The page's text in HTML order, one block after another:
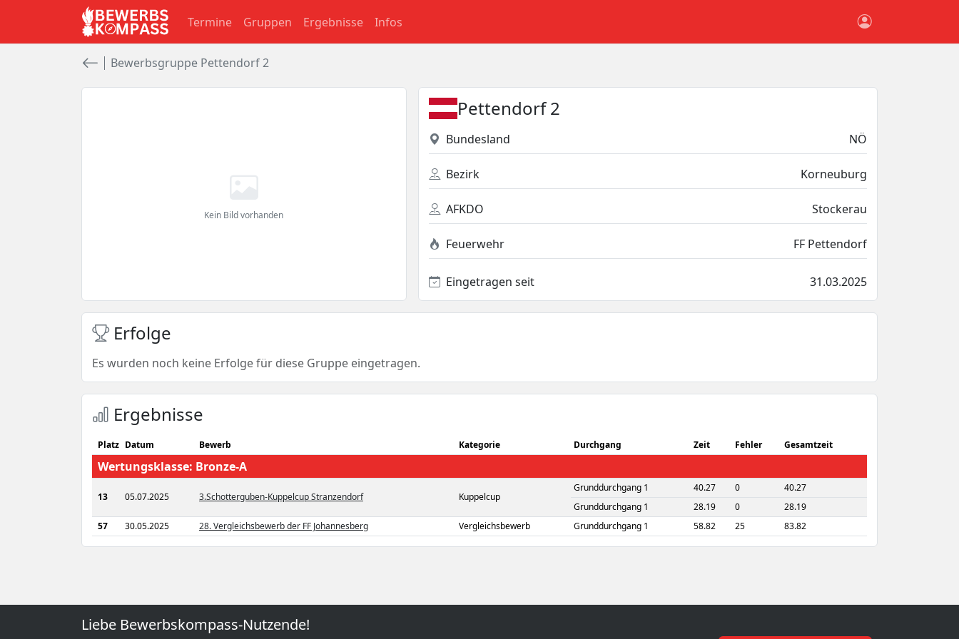
Termine Gruppen Ergebnisse Infos
Bewerbsgruppe Pettendorf 2
Kein Bild vorhanden
Pettendorf 2
Bundesland NÖ
Bezirk Korneuburg
AFKDO Stockerau
Feuerwehr FF Pettendorf
Eingetragen seit 31.03.2025
Erfolge
Es wurden noch keine Erfolge für diese Gruppe eingetragen.
Ergebnisse
Platz Datum Bewerb Kategorie Durchgang Zeit Fehler Gesamtzeit
Wertungsklasse: Bronze-A
13 05.07.2025 3.Schotterguben-Kuppelcup Stranzendorf Kuppelcup
Grunddurchgang 1 40.27 0
40.27
Grunddurchgang 1
28.19 0
28.19
57
30.05.2025 28. Vergleichsbewerb der FF Johannesberg Vergleichsbewerb Grunddurchgang 1 58.82 25 83.82
Liebe Bewerbskompass-Nutzende!